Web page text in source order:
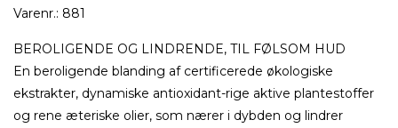
Varenr.: 881
BEROLIGENDE OG LINDRENDE, TIL FØLSOM HUD
En beroligende blanding af certificerede økologiske
ekstrakter, dynamiske antioxidant-rige aktive plantestoffer
og rene æteriske olier, som nærer i dybden og lindrer